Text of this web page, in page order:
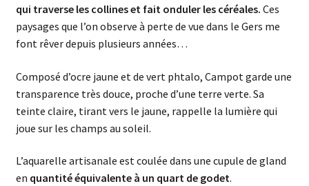
qui traverse les collines et fait onduler les céréales. Ces
paysages que l’on observe à perte de vue dans le Gers me
font rêver depuis plusieurs années…
Composé d’ocre jaune et de vert phtalo, Campot garde une
transparence très douce, proche d’une terre verte. Sa
teinte claire, tirant vers le jaune, rappelle la lumière qui
joue sur les champs au soleil.
L’aquarelle artisanale est coulée dans une cupule de gland
en quantité équivalente à un quart de godet.